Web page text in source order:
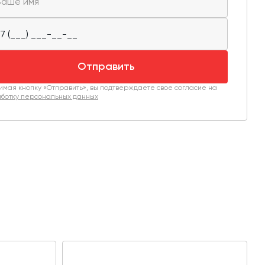
Отправить
кнопку «Отправить», вы подтверждаете свое согласие на
персональных данных